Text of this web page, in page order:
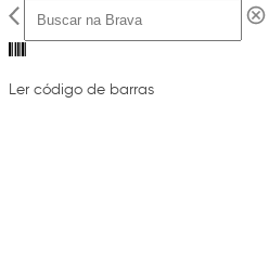
Ler código de barras